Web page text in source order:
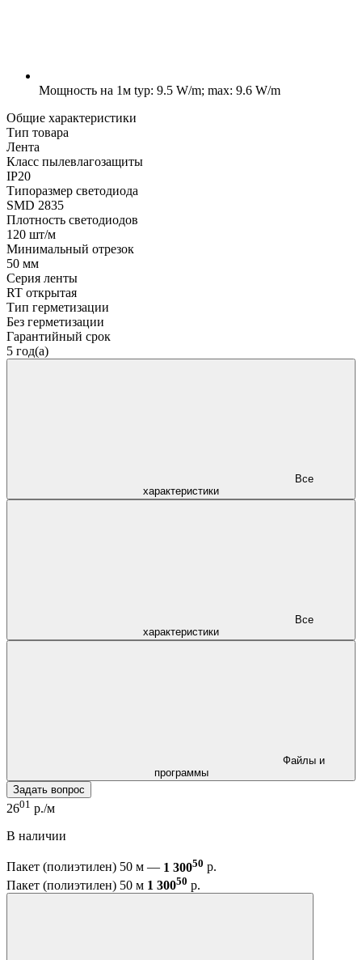
Мощность на 1м typ: 9.5 W/m; max: 9.6 W/m
Общие характеристики
Тип товара
Лента
Класс пылевлагозащиты
IP20
Типоразмер светодиода
SMD 2835
Плотность светодиодов
120 шт/м
Минимальный отрезок
50 мм
Серия ленты
RT открытая
Тип герметизации
Без герметизации
Гарантийный срок
5 год(а)
характеристики
характеристики
программы
Задать вопрос
2601 р./м
В наличии
Пакет (полиэтилен) 50 м — 1 30050 р.
Пакет (полиэтилен) 50 м 1 30050 р.